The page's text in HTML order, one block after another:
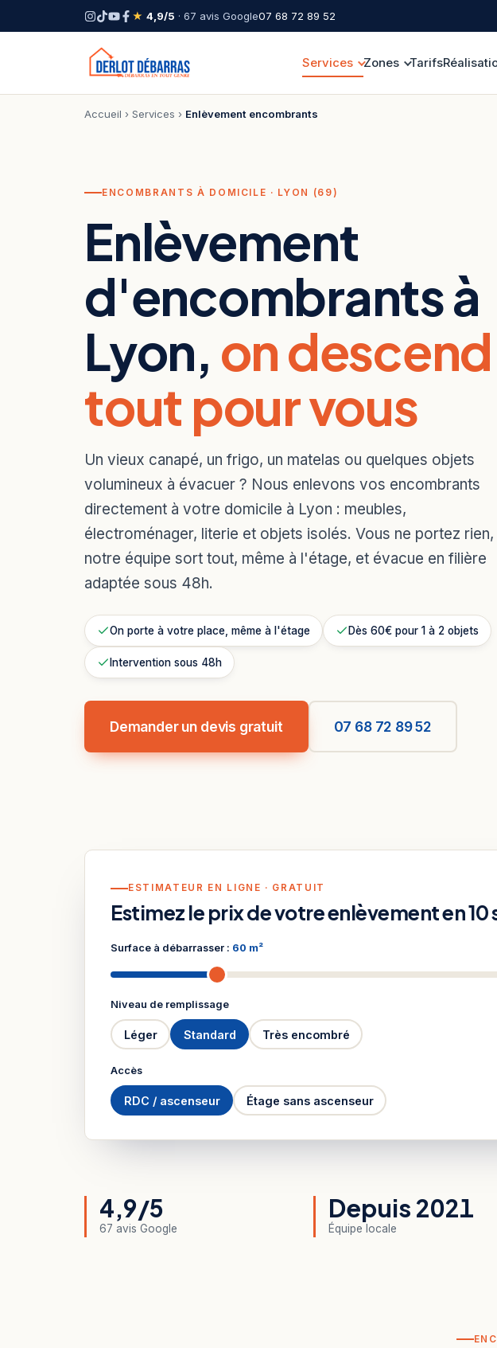
★ 4,9/5 · 67 avis Google07 68 72 89 52
Services Zones Tarifs
Accueil › Services › Enlèvement encombrants
ENCOMBRANTS À DOMICILE · LYON (69)
Enlèvement
d'encombrants à
Lyon, on descend
tout pour vous
Un vieux canapé, un frigo, un matelas ou quelques objets
volumineux à évacuer ? Nous enlevons vos encombrants
directement à votre domicile à Lyon : meubles,
électroménager, literie et objets isolés. Vous ne portez rien,
notre équipe sort tout, même à l'étage, et évacue en filière
adaptée sous 48h.
On porte à votre place, même à l'étage Dès 60€ pour 1 à 2 objets
Intervention sous 48h
Demander un devis gratuit 07 68 72 89 52
ESTIMATEUR EN LIGNE · GRATUIT
Estimez le prix de votre enlèvement en 10
Surface à débarrasser : 60 m²
Niveau de remplissage
Léger Standard Très encombré
Accès
RDC / ascenseur Étage sans ascenseur
4,9/5
67 avis Google
Depuis 2021
Équipe locale